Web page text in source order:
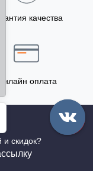
качества
Онлайн оплата
и скидок?